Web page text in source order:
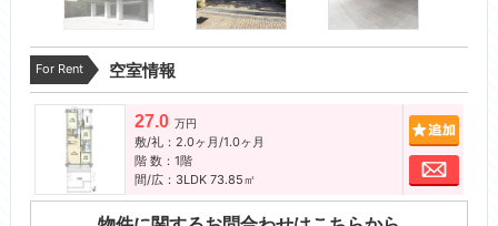
For Rent 空室情報
27.0 万円
敷/礼：2.0ヶ月/1.0ヶ月
階 数：1階
間/広：3LDK 73.85㎡
お問